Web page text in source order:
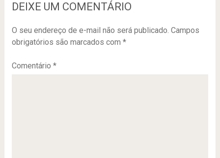
DEIXE UM COMENTÁRIO
O seu endereço de e-mail não será publicado. Campos
obrigatórios são marcados com *
Comentário *